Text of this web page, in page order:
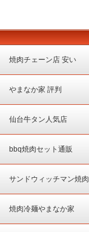
焼肉チェーン店 安い
やまなか家 評判
仙台牛タン人気店
bbq焼肉セット通販
サンドウィッチマン焼肉
焼肉冷麺やまなか家